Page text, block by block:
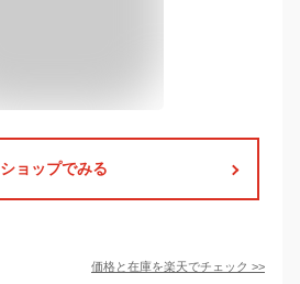
ショップでみる
価格と在庫を楽天でチェック >>